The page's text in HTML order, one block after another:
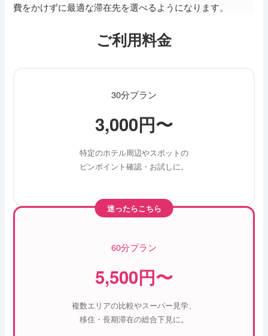
費をかけずに最適な滞在先を選べるようになります。
ご利用料金
30分プラン
3,000円〜
特定のホテル周辺やスポットの
ピンポイント確認・お試しに。
迷ったらこちら
60分プラン
5,500円〜
複数エリアの比較やスーパー見学、
移住・長期滞在の総合下見に。